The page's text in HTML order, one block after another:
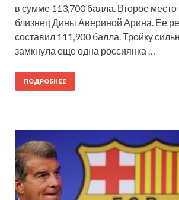
в сумме 113,700 балла. Второе место
близнец Дины Авериной Арина. Ее
составил 111,900 балла. Тройку
замкнула еще одна россиянка …
ПОДРОБНЕЕ